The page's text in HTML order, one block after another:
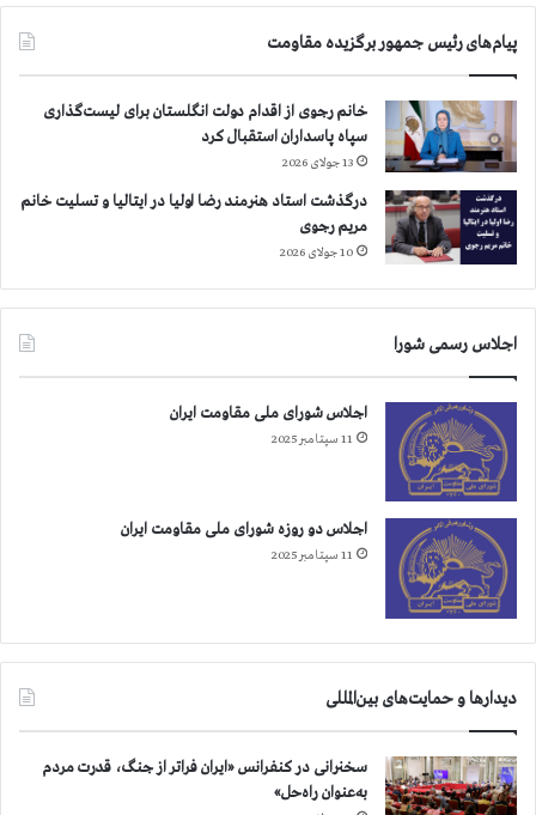
پیام‌های رئیس جمهور برگزیده مقاومت
خانم رجوی از اقدام دولت انگلستان برای لیست‌گذاری
سپاه پاسداران استقبال کرد
13 جولای 2026
درگذشت استاد هنرمند رضا اولیا در ایتالیا و تسلیت خانم
مریم رجوی
10 جولای 2026
اجلاس رسمی شورا
اجلاس شورای ملی مقاومت ایران
11 سپتامبر 2025
اجلاس دو روزه شورای ملی مقاومت ایران
11 سپتامبر 2025
دیدارها و حمایت‌های بین‌المللی
سخنرانی در کنفرانس «ایران فراتر از جنگ، قدرت مردم
به‌عنوان راه‌حل»